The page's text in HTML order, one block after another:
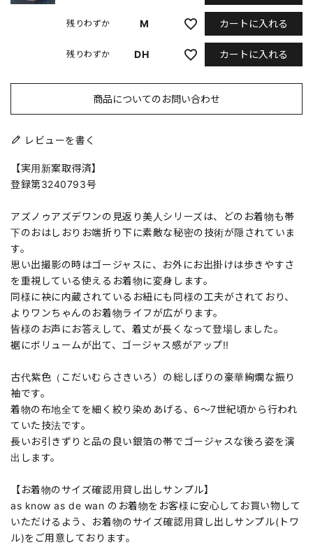
M
残りわずか カートに入れる
DH
残りわずか カートに入れる
商品についてのお問い合わせ
レビューを書く
【実用新案取得済】
登録第3240793号
アズノゥアズデワンの見返り美人シリーズは、どのお着物も帯
下のおはしおりお端折り下に素敵な秘密の技術が隠されていま
す。
思い出撮影の時はゴージャスに、お外にお出掛けは歩きやすさ
を重視している使えるお着物に変身します。
同様に袂に内蔵されているお紐にも同様の工夫がされており、
よりワンちゃんのお着物ライフが広がります。
皆様のお声にお答えして、着丈が長くなって登場しました。
裾にボリュームが出て、ゴージャス感がアップ!!
古代紫色（こだいむらさきいろ）の総しぼりの豪華絢爛な振り
袖です。
着物の布地全てを細く絞り染めあげる、6～7世紀頃から行われ
ていた技法です。
長いお引きずりと品の良い銀箔の帯でゴージャスな後ろ姿を演
出します。
【お着物のサイズ確認用貸し出しサンプル】
as know as de wan のお着物をお客様に安心してお買い物して
いただけるよう、お着物のサイズ確認用貸し出しサンプル(トワ
ル)をご用意しております。